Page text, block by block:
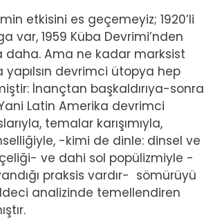
etkisini es geçemeyiz; 1920’li
var, 1959 Küba Devrimi’nden
daha. Ama ne kadar marksist
yapılsın devrimci ütopya hep
İnançtan başkaldırıya-sonra
Latin Amerika devrimci
temalar karışımıyla,
-kimi de dinle: dinsel ve
ve dahi sol popülizmiyle -
praksis vardır- sömürüyü
analizinde temellendiren